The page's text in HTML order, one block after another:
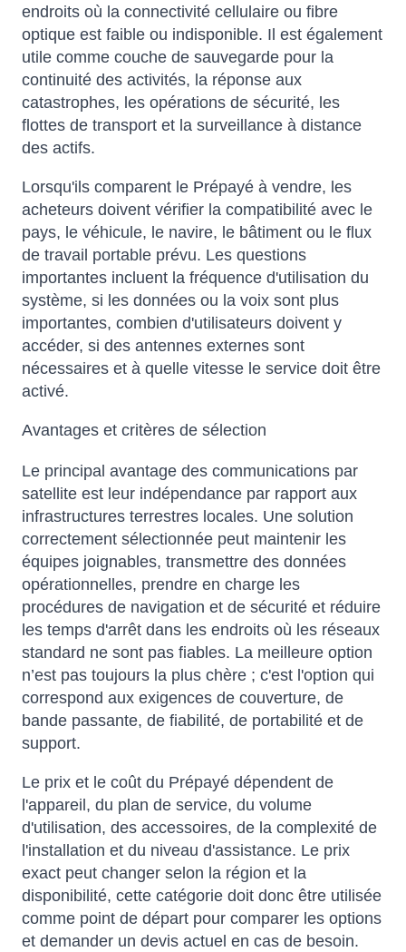
endroits où la connectivité cellulaire ou fibre
optique est faible ou indisponible. Il est également
utile comme couche de sauvegarde pour la
continuité des activités, la réponse aux
catastrophes, les opérations de sécurité, les
flottes de transport et la surveillance à distance
des actifs.
Lorsqu'ils comparent le Prépayé à vendre, les
acheteurs doivent vérifier la compatibilité avec le
pays, le véhicule, le navire, le bâtiment ou le flux
de travail portable prévu. Les questions
importantes incluent la fréquence d'utilisation du
système, si les données ou la voix sont plus
importantes, combien d'utilisateurs doivent y
accéder, si des antennes externes sont
nécessaires et à quelle vitesse le service doit être
activé.
Avantages et critères de sélection
Le principal avantage des communications par
satellite est leur indépendance par rapport aux
infrastructures terrestres locales. Une solution
correctement sélectionnée peut maintenir les
équipes joignables, transmettre des données
opérationnelles, prendre en charge les
procédures de navigation et de sécurité et réduire
les temps d'arrêt dans les endroits où les réseaux
standard ne sont pas fiables. La meilleure option
n’est pas toujours la plus chère ; c'est l'option qui
correspond aux exigences de couverture, de
bande passante, de fiabilité, de portabilité et de
support.
Le prix et le coût du Prépayé dépendent de
l'appareil, du plan de service, du volume
d'utilisation, des accessoires, de la complexité de
l'installation et du niveau d'assistance. Le prix
exact peut changer selon la région et la
disponibilité, cette catégorie doit donc être utilisée
comme point de départ pour comparer les options
et demander un devis actuel en cas de besoin.